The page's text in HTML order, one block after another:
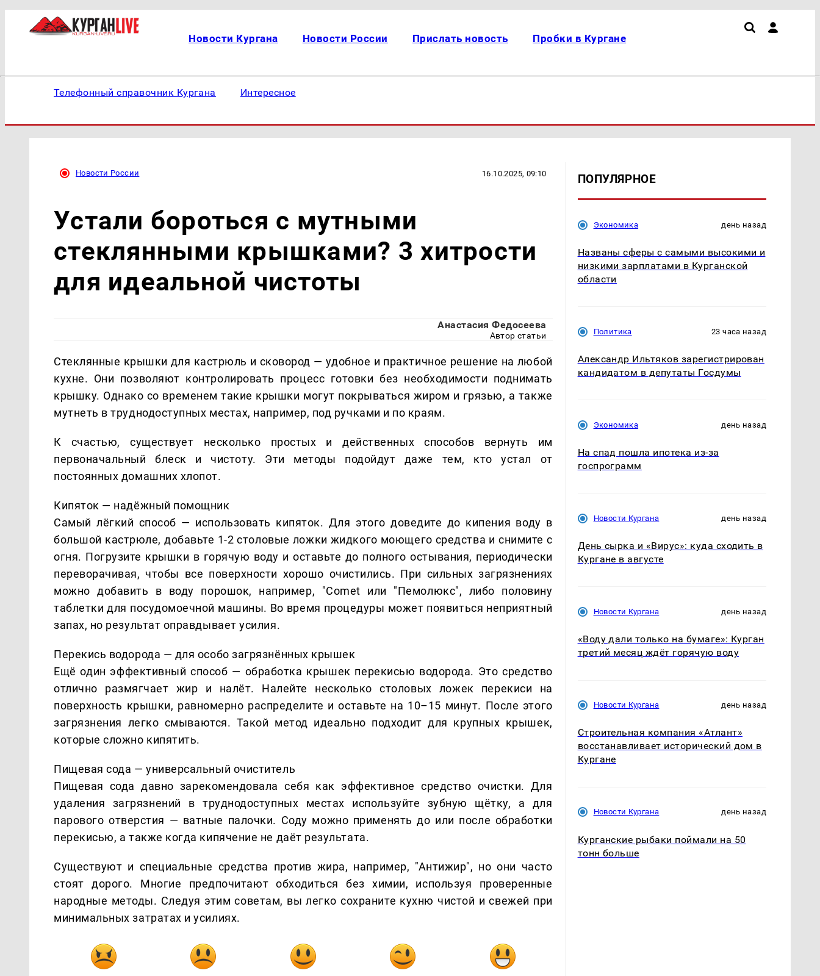
Новости Кургана Новости России Прислать новость Пробки в Кургане
Телефонный справочник Кургана Интересное
Новости России 16.10.2025, 09:10
Устали бороться с мутными
стеклянными крышками? 3 хитрости
для идеальной чистоты
Анастасия Федосеева
Автор статьи
Стеклянные крышки для кастрюль и сковород — удобное и практичное решение на любой
кухне. Они позволяют контролировать процесс готовки без необходимости поднимать
крышку. Однако со временем такие крышки могут покрываться жиром и грязью, а также
мутнеть в труднодоступных местах, например, под ручками и по краям.
К счастью, существует несколько простых и действенных способов вернуть им
первоначальный блеск и чистоту. Эти методы подойдут даже тем, кто устал от
постоянных домашних хлопот.
Кипяток — надёжный помощник
Самый лёгкий способ — использовать кипяток. Для этого доведите до кипения воду в
большой кастрюле, добавьте 1-2 столовые ложки жидкого моющего средства и снимите с
огня. Погрузите крышки в горячую воду и оставьте до полного остывания, периодически
переворачивая, чтобы все поверхности хорошо очистились. При сильных загрязнениях
можно добавить в воду порошок, например, "Comet или "Пемолюкс", либо половину
таблетки для посудомоечной машины. Во время процедуры может появиться неприятный
запах, но результат оправдывает усилия.
Перекись водорода — для особо загрязнённых крышек
Ещё один эффективный способ — обработка крышек перекисью водорода. Это средство
отлично размягчает жир и налёт. Налейте несколько столовых ложек перекиси на
поверхность крышки, равномерно распределите и оставьте на 10–15 минут. После этого
загрязнения легко смываются. Такой метод идеально подходит для крупных крышек,
которые сложно кипятить.
Пищевая сода — универсальный очиститель
Пищевая сода давно зарекомендовала себя как эффективное средство очистки. Для
удаления загрязнений в труднодоступных местах используйте зубную щётку, а для
парового отверстия — ватные палочки. Соду можно применять до или после обработки
перекисью, а также когда кипячение не даёт результата.
Существуют и специальные средства против жира, например, "Антижир", но они часто
стоят дорого. Многие предпочитают обходиться без химии, используя проверенные
народные методы. Следуя этим советам, вы легко сохраните кухню чистой и свежей при
минимальных затратах и усилиях.
ПОПУЛЯРНОЕ
Экономика день назад
Названы сферы с самыми высокими и
низкими зарплатами в Курганской
области
Политика 23 часа назад
Александр Ильтяков зарегистрирован
кандидатом в депутаты Госдумы
Экономика день назад
На спад пошла ипотека из-за
госпрограмм
Новости Кургана день назад
День сырка и «Вирус»: куда сходить в
Кургане в августе
Новости Кургана день назад
«Воду дали только на бумаге»: Курган
третий месяц ждёт горячую воду
Новости Кургана день назад
Строительная компания «Атлант»
восстанавливает исторический дом в
Кургане
Новости Кургана день назад
Курганские рыбаки поймали на 50
тонн больше